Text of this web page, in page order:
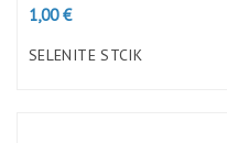
Preço
1,00 €
SELENITE STCIK